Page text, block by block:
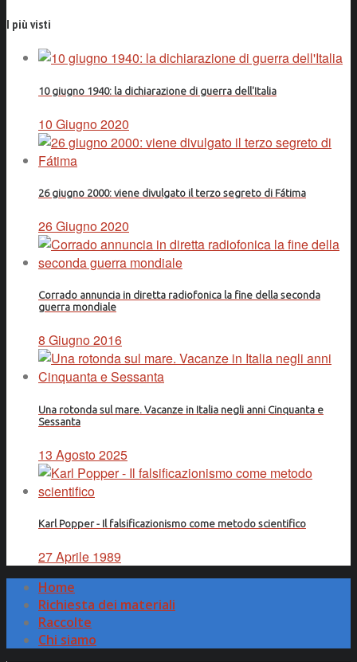
I più visti
10 giugno 1940: la dichiarazione di guerra dell'Italia
10 Giugno 2020
26 giugno 2000: viene divulgato il terzo segreto di Fátima
26 Giugno 2020
Corrado annuncia in diretta radiofonica la fine della seconda
guerra mondiale
8 Giugno 2016
Una rotonda sul mare. Vacanze in Italia negli anni Cinquanta e
Sessanta
13 Agosto 2025
Karl Popper - Il falsificazionismo come metodo scientifico
27 Aprile 1989
Home
Richiesta dei materiali
Raccolte
Chi siamo